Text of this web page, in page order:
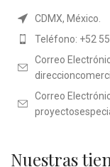
CDMX, México.
Teléfono: +52
Correo
Correo
Nuestras